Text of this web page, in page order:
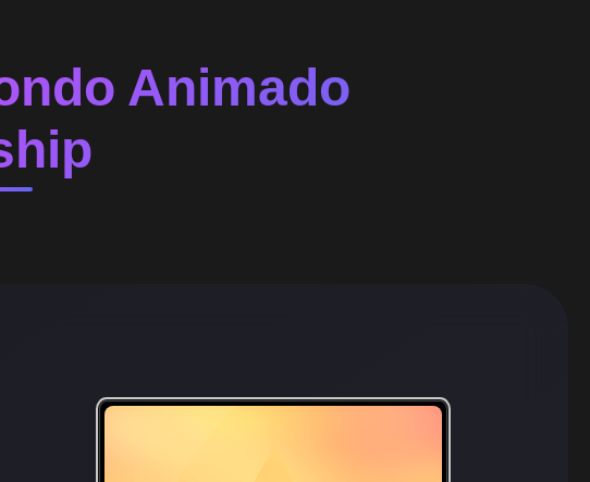
Animado